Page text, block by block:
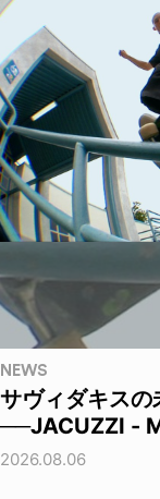
NEWS
サヴィダキス
──JACUZZI -
2026.08.06